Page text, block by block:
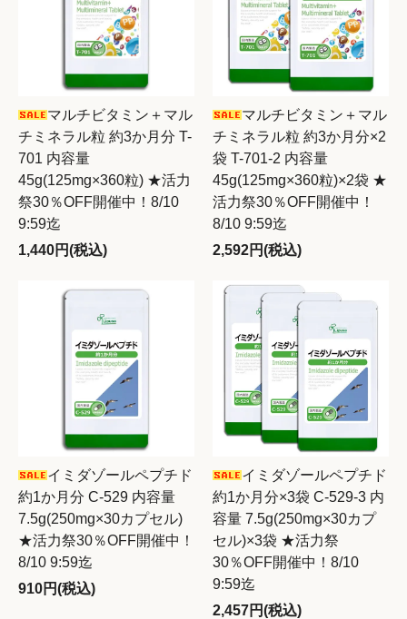
マルチビタミン＋マル
チミネラル粒 約3か月分 T-
701 内容量
45g(125mg×360粒) ★活力
祭30％OFF開催中！8/10
9:59迄
1,440円(税込)
マルチビタミン＋マル
チミネラル粒 約3か月分×2
袋 T-701-2 内容量
45g(125mg×360粒)×2袋 ★
活力祭30％OFF開催中！
8/10 9:59迄
2,592円(税込)
イミダゾールペプチド
約1か月分 C-529 内容量
7.5g(250mg×30カプセル)
★活力祭30％OFF開催中！
8/10 9:59迄
910円(税込)
イミダゾールペプチド
約1か月分×3袋 C-529-3 内
容量 7.5g(250mg×30カプ
セル)×3袋 ★活力祭
30％OFF開催中！8/10
9:59迄
2,457円(税込)